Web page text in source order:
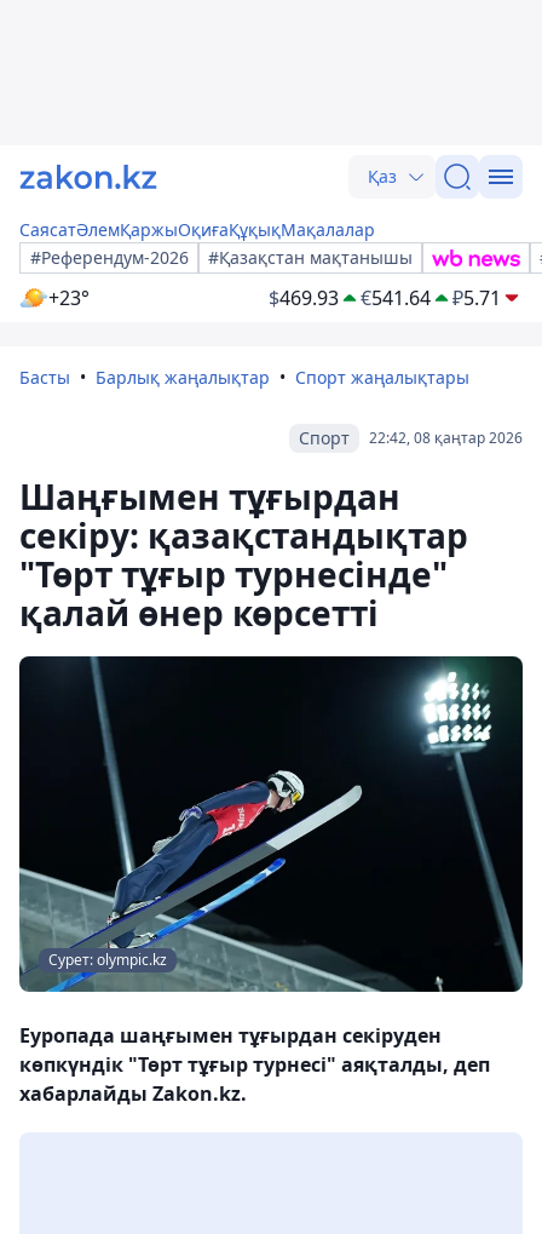
Қаз
СаясатӘлемҚаржыОқиғаҚұқықМақалалар
#Референдум-2026
#Қазақстан мақтанышы
+23° $469.93 €541.64 ₽5.71
Басты Барлық жаңалықтар Спорт жаңалықтары
22:42, 08 қаңтар 2026
Спорт
Шаңғымен тұғырдан
секіру: қазақстандықтар
"Төрт тұғыр турнесінде"
қалай өнер көрсетті
Сурет: olympic.kz
Еуропада шаңғымен тұғырдан секіруден
көпкүндік "Төрт тұғыр турнесі" аяқталды, деп
хабарлайды Zakon.kz.